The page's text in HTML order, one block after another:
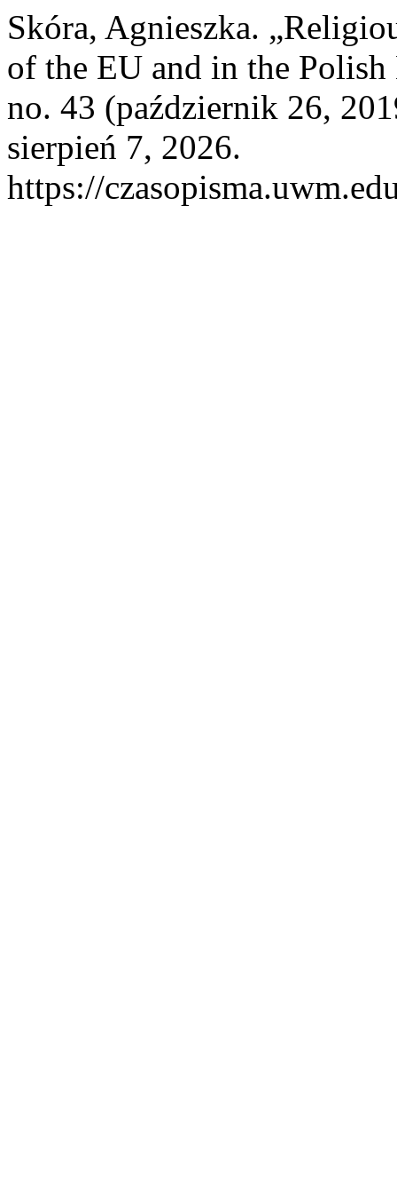
Skóra, Agnieszka.
of the EU and in the
no. 43 (październik 26,
sierpień 7, 2026.
https://